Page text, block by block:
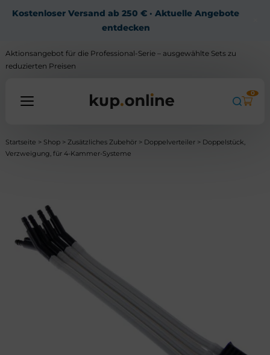
Kostenloser Versand ab 250 € · Aktuelle Angebote
entdecken
Aktionsangebot für die Professional-Serie – ausgewählte Sets zu
reduzierten Preisen
Alle Produkte
Mein Konto
0
Startseite > Shop> Zusätzliches Zubehör> Doppelverteiler> Doppelstück,
Verzweigung, für 4-Kammer-Systeme